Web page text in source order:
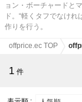
ョン・ボーチャードと
ド。“軽くタフでなけ
作りを行う。
offprice.ec TOP
1 件